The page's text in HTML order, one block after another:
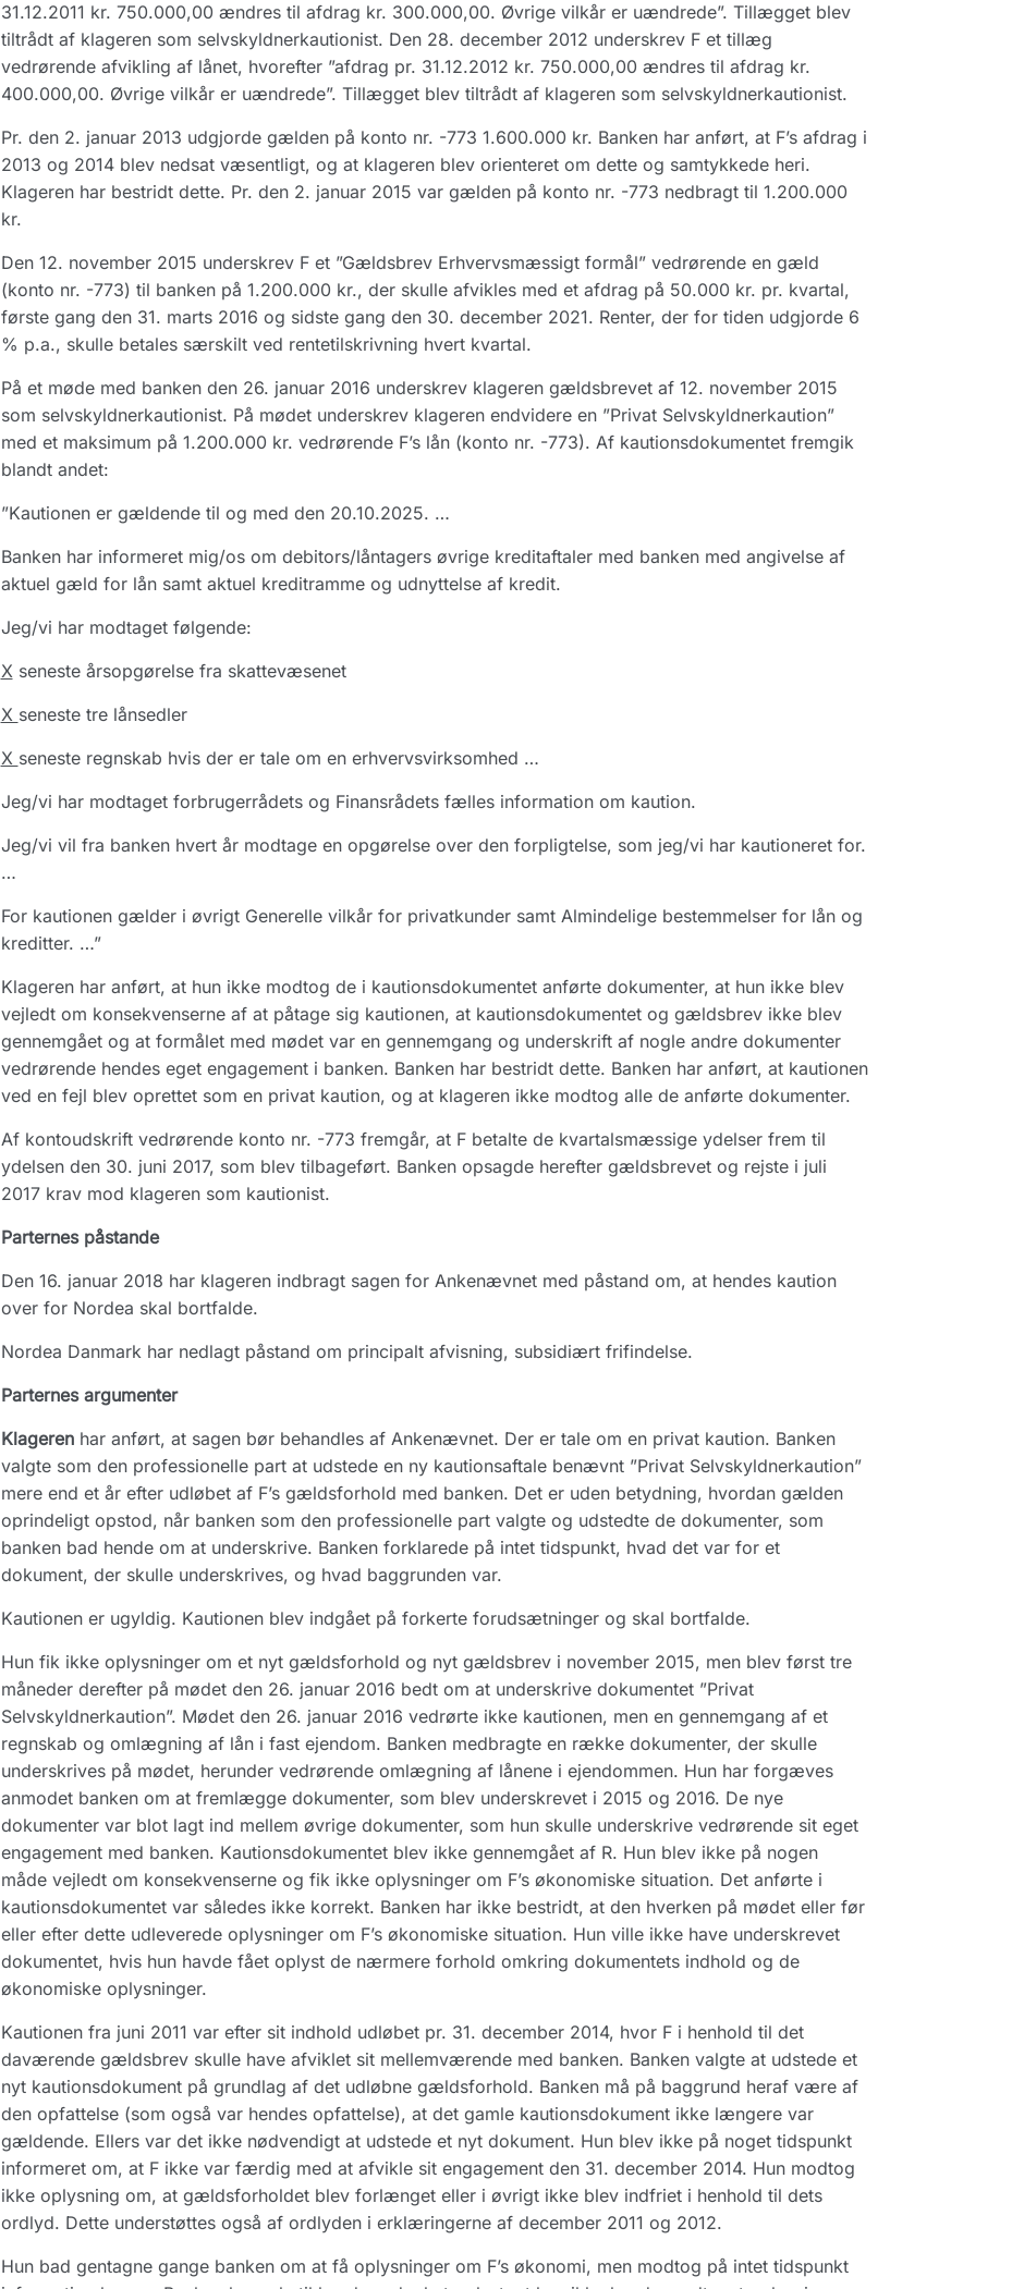
31.12.2011 kr. 750.000,00 ændres til afdrag kr. 300.000,00. Øvrige vilkår er uændrede”. Tillægget blev
tiltrådt af klageren som selvskyldnerkautionist. Den 28. december 2012 underskrev F et tillæg
vedrørende afvikling af lånet, hvorefter ”afdrag pr. 31.12.2012 kr. 750.000,00 ændres til afdrag kr.
400.000,00. Øvrige vilkår er uændrede”. Tillægget blev tiltrådt af klageren som selvskyldnerkautionist.
Pr. den 2. januar 2013 udgjorde gælden på konto nr. -773 1.600.000 kr. Banken har anført, at F’s afdrag i
2013 og 2014 blev nedsat væsentligt, og at klageren blev orienteret om dette og samtykkede heri.
Klageren har bestridt dette. Pr. den 2. januar 2015 var gælden på konto nr. -773 nedbragt til 1.200.000
kr.
Den 12. november 2015 underskrev F et ”Gældsbrev Erhvervsmæssigt formål” vedrørende en gæld
(konto nr. -773) til banken på 1.200.000 kr., der skulle afvikles med et afdrag på 50.000 kr. pr. kvartal,
første gang den 31. marts 2016 og sidste gang den 30. december 2021. Renter, der for tiden udgjorde 6
% p.a., skulle betales særskilt ved rentetilskrivning hvert kvartal.
På et møde med banken den 26. januar 2016 underskrev klageren gældsbrevet af 12. november 2015
som selvskyldnerkautionist. På mødet underskrev klageren endvidere en ”Privat Selvskyldnerkaution”
med et maksimum på 1.200.000 kr. vedrørende F’s lån (konto nr. -773). Af kautionsdokumentet fremgik
blandt andet:
”Kautionen er gældende til og med den 20.10.2025. …
Banken har informeret mig/os om debitors/låntagers øvrige kreditaftaler med banken med angivelse af
aktuel gæld for lån samt aktuel kreditramme og udnyttelse af kredit.
Jeg/vi har modtaget følgende:
Xseneste årsopgørelse fra skattevæsenet
X seneste tre lånsedler
X seneste regnskab hvis der er tale om en erhvervsvirksomhed …
Jeg/vi har modtaget forbrugerrådets og Finansrådets fælles information om kaution.
Jeg/vi vil fra banken hvert år modtage en opgørelse over den forpligtelse, som jeg/vi har kautioneret for.
…
For kautionen gælder i øvrigt Generelle vilkår for privatkunder samt Almindelige bestemmelser for lån og
kreditter. …”
Klageren har anført, at hun ikke modtog de i kautionsdokumentet anførte dokumenter, at hun ikke blev
vejledt om konsekvenserne af at påtage sig kautionen, at kautionsdokumentet og gældsbrev ikke blev
gennemgået og at formålet med mødet var en gennemgang og underskrift af nogle andre dokumenter
vedrørende hendes eget engagement i banken. Banken har bestridt dette. Banken har anført, at kautionen
ved en fejl blev oprettet som en privat kaution, og at klageren ikke modtog alle de anførte dokumenter.
Af kontoudskrift vedrørende konto nr. -773 fremgår, at F betalte de kvartalsmæssige ydelser frem til
ydelsen den 30. juni 2017, som blev tilbageført. Banken opsagde herefter gældsbrevet og rejste i juli
2017 krav mod klageren som kautionist.
Parternes påstande
Den 16. januar 2018 har klageren indbragt sagen for Ankenævnet med påstand om, at hendes kaution
over for Nordea skal bortfalde.
Nordea Danmark har nedlagt påstand om principalt afvisning, subsidiært frifindelse.
Parternes argumenter
Klagerenhar anført, at sagen bør behandles af Ankenævnet. Der er tale om en privat kaution. Banken
valgte som den professionelle part at udstede en ny kautionsaftale benævnt ”Privat Selvskyldnerkaution”
mere end et år efter udløbet af F’s gældsforhold med banken. Det er uden betydning, hvordan gælden
oprindeligt opstod, når banken som den professionelle part valgte og udstedte de dokumenter, som
banken bad hende om at underskrive. Banken forklarede på intet tidspunkt, hvad det var for et
dokument, der skulle underskrives, og hvad baggrunden var.
Kautionen er ugyldig. Kautionen blev indgået på forkerte forudsætninger og skal bortfalde.
Hun fik ikke oplysninger om et nyt gældsforhold og nyt gældsbrev i november 2015, men blev først tre
måneder derefter på mødet den 26. januar 2016 bedt om at underskrive dokumentet ”Privat
Selvskyldnerkaution”. Mødet den 26. januar 2016 vedrørte ikke kautionen, men en gennemgang af et
regnskab og omlægning af lån i fast ejendom. Banken medbragte en række dokumenter, der skulle
underskrives på mødet, herunder vedrørende omlægning af lånene i ejendommen. Hun har forgæves
anmodet banken om at fremlægge dokumenter, som blev underskrevet i 2015 og 2016. De nye
dokumenter var blot lagt ind mellem øvrige dokumenter, som hun skulle underskrive vedrørende sit eget
engagement med banken. Kautionsdokumentet blev ikke gennemgået af R. Hun blev ikke på nogen
måde vejledt om konsekvenserne og fik ikke oplysninger om F’s økonomiske situation. Det anførte i
kautionsdokumentet var således ikke korrekt. Banken har ikke bestridt, at den hverken på mødet eller før
eller efter dette udleverede oplysninger om F’s økonomiske situation. Hun ville ikke have underskrevet
dokumentet, hvis hun havde fået oplyst de nærmere forhold omkring dokumentets indhold og de
økonomiske oplysninger.
Kautionen fra juni 2011 var efter sit indhold udløbet pr. 31. december 2014, hvor F i henhold til det
daværende gældsbrev skulle have afviklet sit mellemværende med banken. Banken valgte at udstede et
nyt kautionsdokument på grundlag af det udløbne gældsforhold. Banken må på baggrund heraf være af
den opfattelse (som også var hendes opfattelse), at det gamle kautionsdokument ikke længere var
gældende. Ellers var det ikke nødvendigt at udstede et nyt dokument. Hun blev ikke på noget tidspunkt
informeret om, at F ikke var færdig med at afvikle sit engagement den 31. december 2014. Hun modtog
ikke oplysning om, at gældsforholdet blev forlænget eller i øvrigt ikke blev indfriet i henhold til dets
ordlyd. Dette understøttes også af ordlyden i erklæringerne af december 2011 og 2012.
Hun bad gentagne gange banken om at få oplysninger om F’s økonomi, men modtog på intet tidspunkt